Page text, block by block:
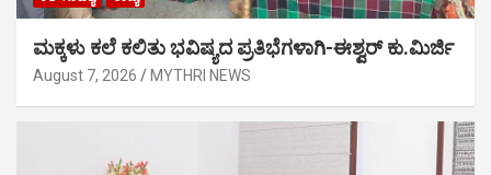
ಮಕ್ಕಳು ಕಲೆ ಕಲಿತು ಭವಿಷ್ಯದ ಪ್ರತಿಭೆಗಳಾಗಿ-ಈಶ್ವರ್ ಕು.ಮಿರ್ಜಿ
August 7, 2026 MYTHRI NEWS